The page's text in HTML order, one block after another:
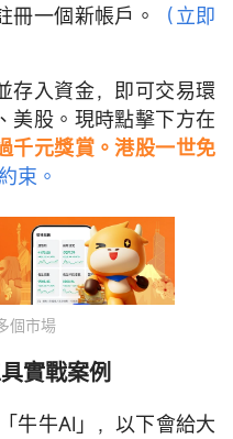
冊一個新帳戶。
（立即
存入資金，即可交易環
美股。現時點擊下方在
千元獎賞。港股一世免
束。
個市場
實戰案例
牛牛AI」，以下會給大